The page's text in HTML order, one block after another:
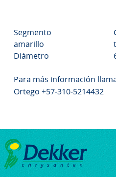
Segmento
amarillo
Diámetro
Para más información
Ortego +57-310-5214432